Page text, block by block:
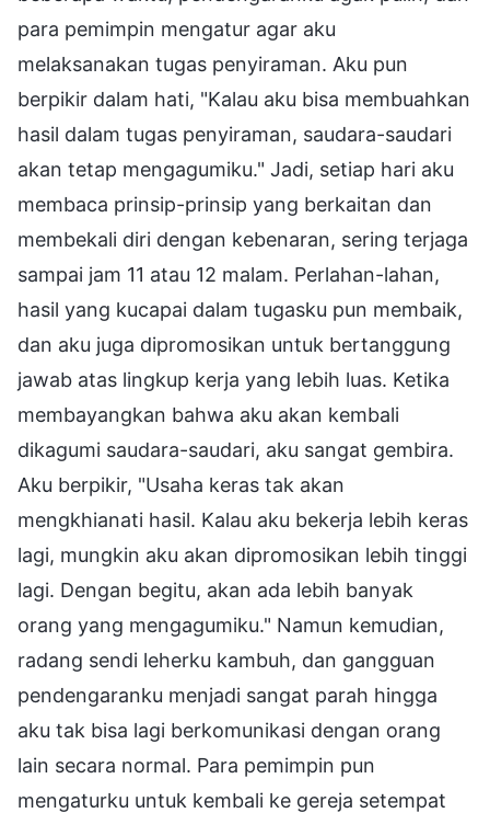
para pemimpin mengatur agar aku
melaksanakan tugas penyiraman. Aku pun
berpikir dalam hati, "Kalau aku bisa membuahkan
hasil dalam tugas penyiraman, saudara-saudari
akan tetap mengagumiku." Jadi, setiap hari aku
membaca prinsip-prinsip yang berkaitan dan
membekali diri dengan kebenaran, sering terjaga
sampai jam 11 atau 12 malam. Perlahan-lahan,
hasil yang kucapai dalam tugasku pun membaik,
dan aku juga dipromosikan untuk bertanggung
jawab atas lingkup kerja yang lebih luas. Ketika
membayangkan bahwa aku akan kembali
dikagumi saudara-saudari, aku sangat gembira.
Aku berpikir, "Usaha keras tak akan
mengkhianati hasil. Kalau aku bekerja lebih keras
lagi, mungkin aku akan dipromosikan lebih tinggi
lagi. Dengan begitu, akan ada lebih banyak
orang yang mengagumiku." Namun kemudian,
radang sendi leherku kambuh, dan gangguan
pendengaranku menjadi sangat parah hingga
aku tak bisa lagi berkomunikasi dengan orang
lain secara normal. Para pemimpin pun
mengaturku untuk kembali ke gereja setempat